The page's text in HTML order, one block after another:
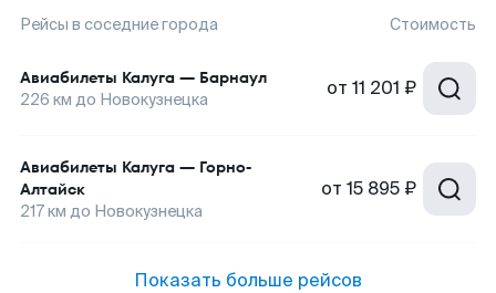
Рейсы в соседние города Стоимость
Авиабилеты Калуга — Барнаул
226 км до Новокузнецка от 11 201 ₽
Авиабилеты Калуга — Горно-
Алтайск
217км до Новокузнецка
от 15 895 ₽
Показать больше рейсов